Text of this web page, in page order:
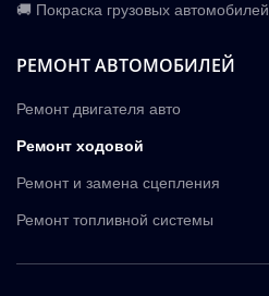
🚚 Покраска грузовых автомобилей
РЕМОНТ АВТОМОБИЛЕЙ
Ремонт двигателя авто
Ремонт ходовой
Ремонт и замена сцепления
Ремонт топливной системы